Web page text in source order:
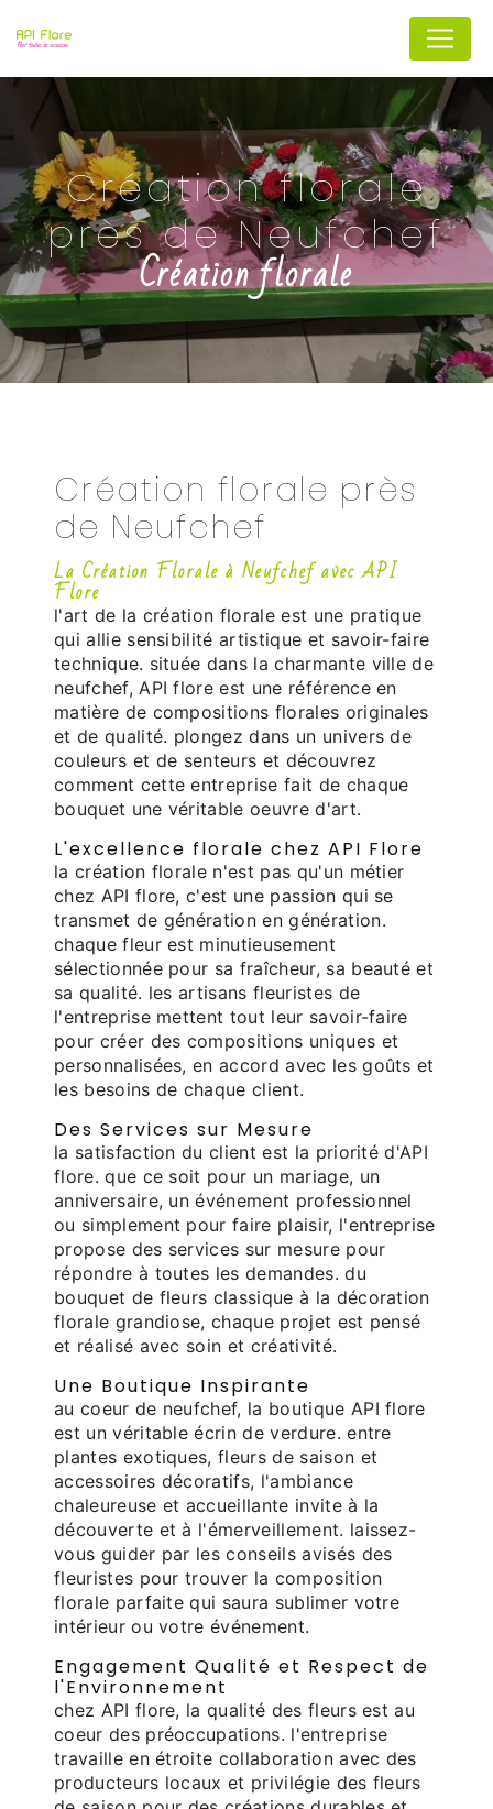
Création florale
près de Neufchef
Création florale
Création florale près
de Neufchef
La Création Florale à Neufchef avec API
Flore
l'art de la création florale est une pratique
qui allie sensibilité artistique et savoir-faire
technique. située dans la charmante ville de
neufchef, API flore est une référence en
matière de compositions florales originales
et de qualité. plongez dans un univers de
couleurs et de senteurs et découvrez
comment cette entreprise fait de chaque
bouquet une véritable oeuvre d'art.
L'excellence florale chez API Flore
la création florale n'est pas qu'un métier
chez API flore, c'est une passion qui se
transmet de génération en génération.
chaque fleur est minutieusement
sélectionnée pour sa fraîcheur, sa beauté et
sa qualité. les artisans fleuristes de
l'entreprise mettent tout leur savoir-faire
pour créer des compositions uniques et
personnalisées, en accord avec les goûts et
les besoins de chaque client.
Des Services sur Mesure
la satisfaction du client est la priorité d'API
flore. que ce soit pour un mariage, un
anniversaire, un événement professionnel
ou simplement pour faire plaisir, l'entreprise
propose des services sur mesure pour
répondre à toutes les demandes. du
bouquet de fleurs classique à la décoration
florale grandiose, chaque projet est pensé
et réalisé avec soin et créativité.
Une Boutique Inspirante
au coeur de neufchef, la boutique API flore
est un véritable écrin de verdure. entre
plantes exotiques, fleurs de saison et
accessoires décoratifs, l'ambiance
chaleureuse et accueillante invite à la
découverte et à l'émerveillement. laissez-
vous guider par les conseils avisés des
fleuristes pour trouver la composition
florale parfaite qui saura sublimer votre
intérieur ou votre événement.
Engagement Qualité et Respect de
l'Environnement
chez API flore, la qualité des fleurs est au
coeur des préoccupations. l'entreprise
travaille en étroite collaboration avec des
producteurs locaux et privilégie des fleurs